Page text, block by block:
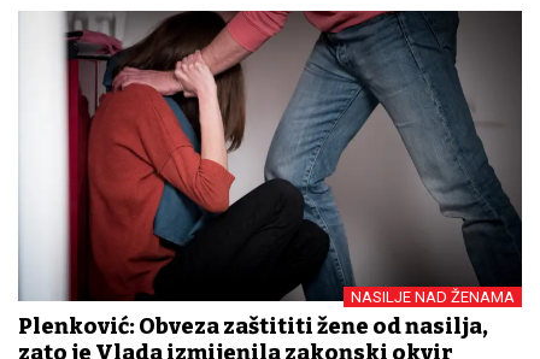
NASILJE NAD ŽENAMA
Plenković: Obveza zaštititi žene od nasilja,
zato je Vlada izmijenila zakonski okvir